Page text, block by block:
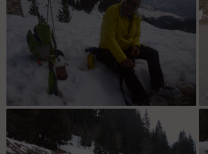
recyclage : Et on a pas mouru de soif...
(photo Mathieu)